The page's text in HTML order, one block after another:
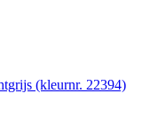
(kleurnr. 22394)